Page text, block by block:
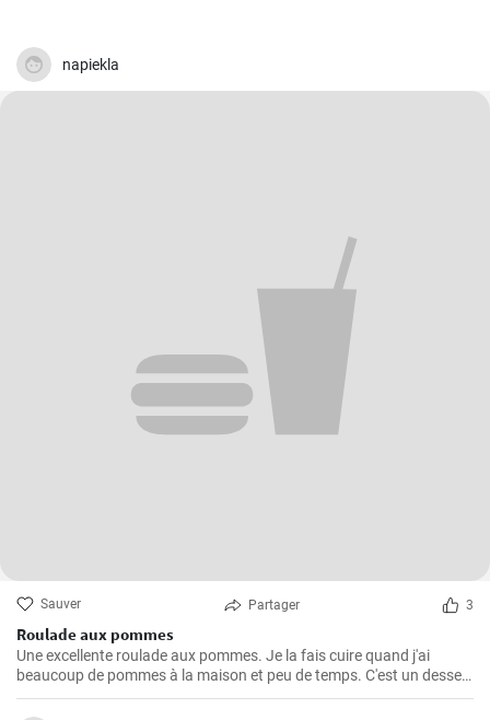
napiekla
Sauver Partager 3
Roulade aux pommes
Une excellente roulade aux pommes. Je la fais cuire quand j'ai
beaucoup de pommes à la maison et peu de temps. C'est un dessert
rapide et facile qui plait toujours.